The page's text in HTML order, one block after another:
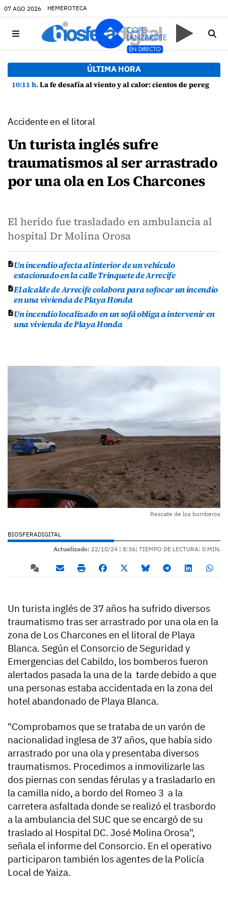
07 AGO 2026 HEMEROTECA
ÚLTIMA HORA
10:11 h.La fe desafía al viento y al calor: cientos de peregrinos arropan a la Virgen de las Nieves
Accidente en el litoral
Un turista inglés sufre
traumatismos al ser arrastrado
por una ola en Los Charcones
El herido fue trasladado en ambulancia al
hospital Dr Molina Orosa
Un incendio afecta al interior de un vehículo
estacionado en la calle Trinquete de Arrecife
El alcalde de Arrecife colabora para sofocar un incendio
en una vivienda de Playa Honda
Un incendio localizado en un sofá obliga a intervenir en
una vivienda de Playa Honda
Rescate de los bomberos
BIOSFERADIGITAL
Actualizado: 22/10/24 | 8:36| TIEMPO DE LECTURA: 0 MIN.
Un turista inglés de 37 años ha sufrido diversos
traumatismo tras ser arrastrado por una ola en la
zona de Los Charcones en el litoral de Playa
Blanca. Según el Consorcio de Seguridad y
Emergencias del Cabildo, los bomberos fueron
alertados pasada la una de la tarde debido a que
una personas estaba accidentada en la zona del
hotel abandonado de Playa Blanca.
"Comprobamos que se trataba de un varón de
nacionalidad inglesa de 37 años, que había sido
arrastrado por una ola y presentaba diversos
traumatismos. Procedimos a inmovilizarle las
dos piernas con sendas férulas y a trasladarlo en
la camilla nido, a bordo del Romeo 3 a la
carretera asfaltada donde se realizó el trasbordo
a la ambulancia del SUC que se encargó de su
traslado al Hospital DC. José Molina Orosa",
señala el informe del Consorcio. En el operativo
participaron también los agentes de la Policía
Local de Yaiza.